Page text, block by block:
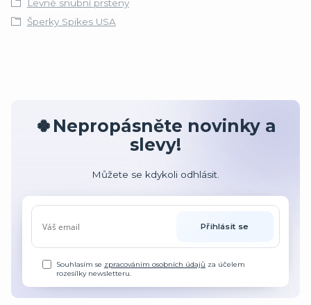
Levné snubní prsteny
Šperky Spikes USA
🍀Nepropásněte novinky a
slevy!
Můžete se kdykoli odhlásit.
Přihlásit se
Souhlasím se zpracováním osobních údajů za účelem
rozesílky newsletteru.